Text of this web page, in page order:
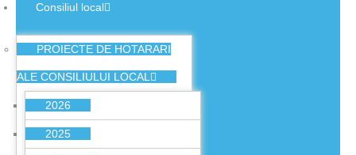
Consiliul local
PROIECTE DE HOTARARI
ALE CONSILIULUI LOCAL
2026
2025